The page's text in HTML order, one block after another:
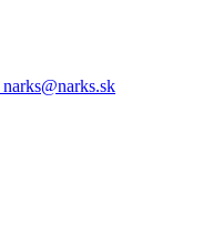
narks@narks.sk